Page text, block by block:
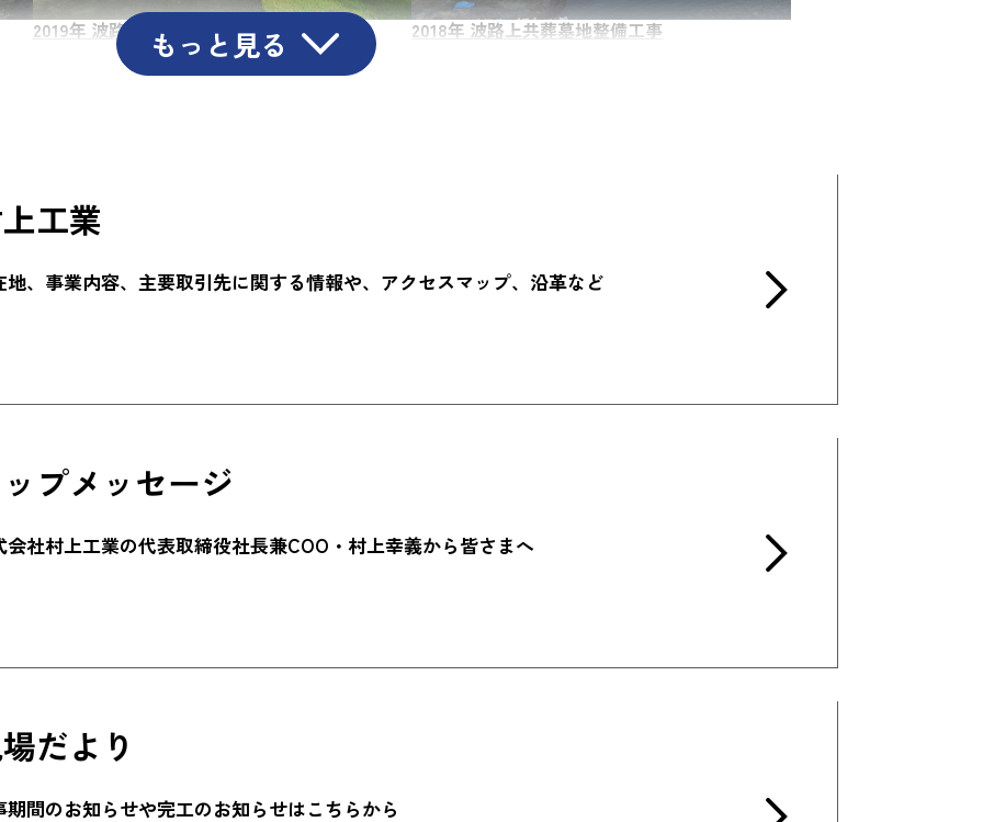
2019年 波路上コミュニティ広場整備工事 2018年 波路上共葬墓地整備工事
工業
地、事業内容、主要取引先に関する情報や、アクセスマップ、沿革など
プメッセージ
会社村上工業の代表取締役社長兼COO・村上幸義から皆さまへ
だより
期間のお知らせや完工のお知らせはこちらから